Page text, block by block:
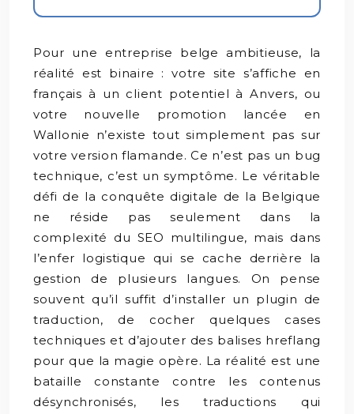
Pour une entreprise belge ambitieuse, la
réalité est binaire : votre site s’affiche en
français à un client potentiel à Anvers, ou
votre nouvelle promotion lancée en
Wallonie n’existe tout simplement pas sur
votre version flamande. Ce n’est pas un bug
technique, c’est un symptôme. Le véritable
défi de la conquête digitale de la Belgique
ne réside pas seulement dans la
complexité du SEO multilingue, mais dans
l’enfer logistique qui se cache derrière la
gestion de plusieurs langues. On pense
souvent qu’il suffit d’installer un plugin de
traduction, de cocher quelques cases
techniques et d’ajouter des balises hreflang
pour que la magie opère. La réalité est une
bataille constante contre les contenus
désynchronisés, les traductions qui